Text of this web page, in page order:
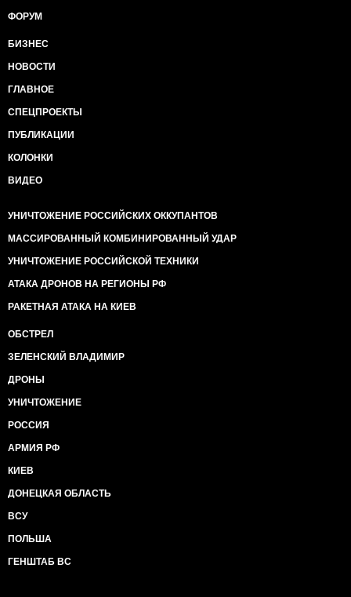
ФОРУМ
БИЗНЕС
НОВОСТИ
ГЛАВНОЕ
СПЕЦПРОЕКТЫ
ПУБЛИКАЦИИ
КОЛОНКИ
ВИДЕО
УНИЧТОЖЕНИЕ РОССИЙСКИХ ОККУПАНТОВ
МАССИРОВАННЫЙ КОМБИНИРОВАННЫЙ УДАР
УНИЧТОЖЕНИЕ РОССИЙСКОЙ ТЕХНИКИ
АТАКА ДРОНОВ НА РЕГИОНЫ РФ
РАКЕТНАЯ АТАКА НА КИЕВ
ОБСТРЕЛ
ЗЕЛЕНСКИЙ ВЛАДИМИР
ДРОНЫ
УНИЧТОЖЕНИЕ
РОССИЯ
АРМИЯ РФ
КИЕВ
ДОНЕЦКАЯ ОБЛАСТЬ
ВСУ
ПОЛЬША
ГЕНШТАБ ВС